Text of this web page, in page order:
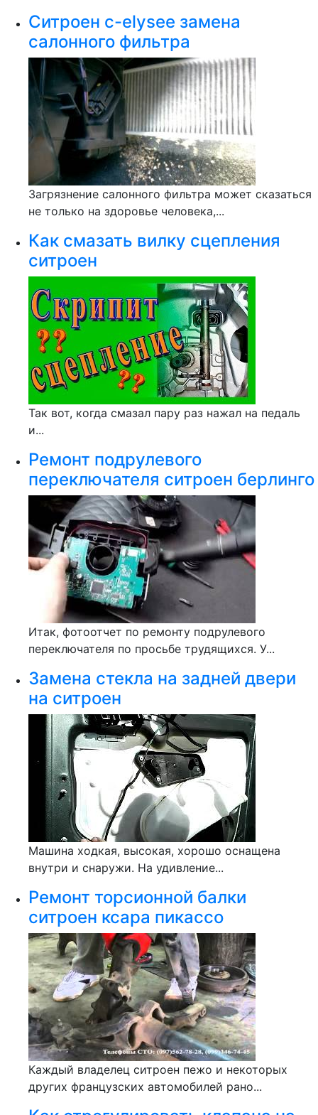
Ситроен с-elysee замена
салонного фильтра
Загрязнение салонного фильтра может сказаться
не только на здоровье человека,...
Как смазать вилку сцепления
ситроен
Так вот, когда смазал пару раз нажал на педаль
и...
Ремонт подрулевого
переключателя ситроен берлинго
Итак, фотоотчет по ремонту подрулевого
переключателя по просьбе трудящихся. У...
Замена стекла на задней двери
на ситроен
Машина ходкая, высокая, хорошо оснащена
внутри и снаружи. На удивление...
Ремонт торсионной балки
ситроен ксара пикассо
Каждый владелец ситроен пежо и некоторых
других французских автомобилей рано...